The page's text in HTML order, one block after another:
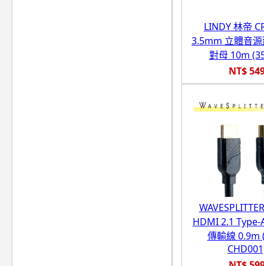
LINDY 林帝
3.5mm 立體音
對母 10m
NT$
HDMI 2.1 Type-
傳輸線 0.9m